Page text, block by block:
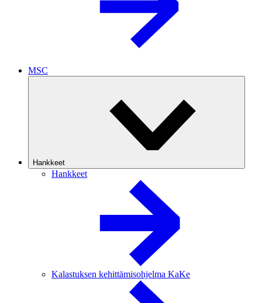
MSC
Hankkeet
Hankkeet
Kalastuksen kehittämisohjelma KaKe